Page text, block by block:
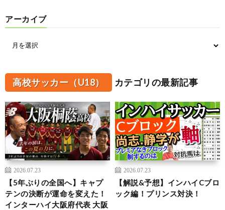
アーカイブ
高校サッカー（U18） カテゴリの最新記事
2026.07.23
【5年ぶりの全国へ】キャプ
テンの決断が運命を変えた！
インターハイ大阪府代表 大阪
2026.07.23
【解説&予想】インハイCブロ
ック編！プリンス対決！